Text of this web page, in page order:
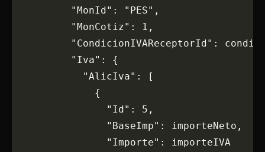
          "MonId": "PES",
          "MonCotiz": 1,
"CondicionIVAReceptorId":
          "Iva": {
            "AlicIva": [
              {
                "Id": 5,
                "BaseImp": importeNeto,
                "Importe": importeIVA